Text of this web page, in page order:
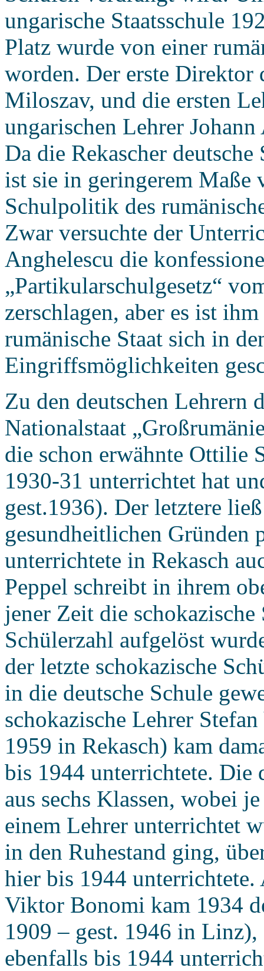
ungarische Staatsschule
Platz wurde von einer
worden. Der erste Direktor
Miloszav, und die ersten
ungarischen Lehrer
Da die Rekascher
ist sie in geringerem Maße
Schulpolitik des
Zwar versuchte der
Anghelescu die
„Partikularschulgesetz“
zerschlagen, aber es ist
rumänische Staat sich in
Eingriffsmöglichkeiten
Zu den deutschen Lehrern
Nationalstaat
die schon erwähnte Ottilie
1930-31 unterrichtet hat
gest.1936). Der letztere
gesundheitlichen Gründen
unterrichtete in Rekasch
Peppel schreibt in ihrem
jener Zeit die
Schülerzahl aufgelöst
der letzte schokazische
in die deutsche Schule
schokazische Lehrer
1959 in Rekasch) kam
bis 1944 unterrichtete. Die
aus sechs Klassen, wobei
einem Lehrer unterrichtet
in den Ruhestand ging,
hier bis 1944
Viktor Bonomi kam 1934
1909 – gest. 1946 in Linz),
ebenfalls bis 1944